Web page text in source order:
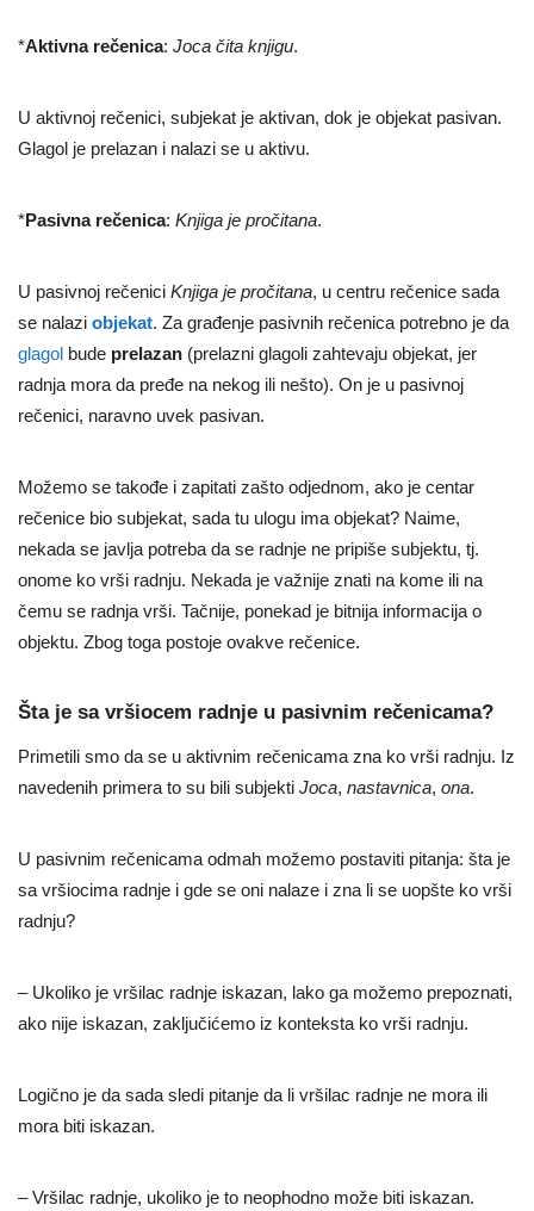
*Aktivna rečenica: Joca čita knjigu.
U aktivnoj rečenici, subjekat je aktivan, dok je objekat pasivan.
Glagol je prelazan i nalazi se u aktivu.
*Pasivna rečenica: Knjiga je pročitana.
U pasivnoj rečenici Knjiga je pročitana, u centru rečenice sada
se nalazi objekat. Za građenje pasivnih rečenica potrebno je da
glagol bude prelazan (prelazni glagoli zahtevaju objekat, jer
radnja mora da pređe na nekog ili nešto). On je u pasivnoj
rečenici, naravno uvek pasivan.
Možemo se takođe i zapitati zašto odjednom, ako je centar
rečenice bio subjekat, sada tu ulogu ima objekat? Naime,
nekada se javlja potreba da se radnje ne pripiše subjektu, tj.
onome ko vrši radnju. Nekada je važnije znati na kome ili na
čemu se radnja vrši. Tačnije, ponekad je bitnija informacija o
objektu. Zbog toga postoje ovakve rečenice.
Šta je sa vršiocem radnje u pasivnim rečenicama?
Primetili smo da se u aktivnim rečenicama zna ko vrši radnju. Iz
navedenih primera to su bili subjekti Joca, nastavnica, ona.
U pasivnim rečenicama odmah možemo postaviti pitanja: šta je
sa vršiocima radnje i gde se oni nalaze i zna li se uopšte ko vrši
radnju?
– Ukoliko je vršilac radnje iskazan, lako ga možemo prepoznati,
ako nije iskazan, zaključićemo iz konteksta ko vrši radnju.
Logično je da sada sledi pitanje da li vršilac radnje ne mora ili
mora biti iskazan.
– Vršilac radnje, ukoliko je to neophodno može biti iskazan.